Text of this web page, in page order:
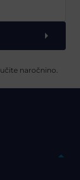
naročnino.